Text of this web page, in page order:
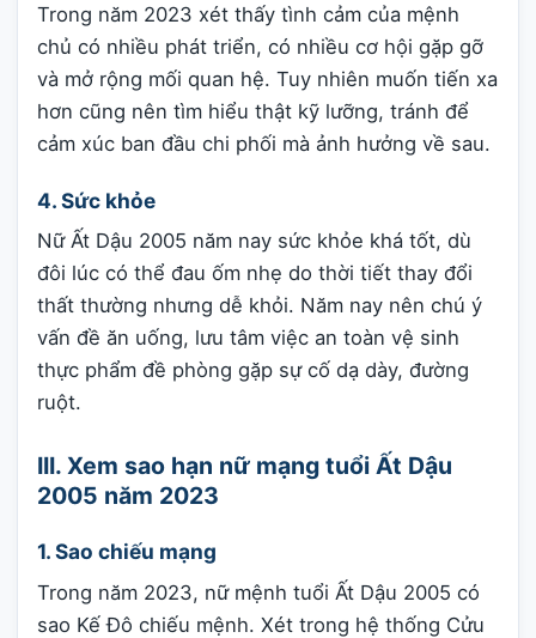
Trong năm 2023 xét thấy tình cảm của mệnh
chủ có nhiều phát triển, có nhiều cơ hội gặp gỡ
và mở rộng mối quan hệ. Tuy nhiên muốn tiến xa
hơn cũng nên tìm hiểu thật kỹ lưỡng, tránh để
cảm xúc ban đầu chi phối mà ảnh hưởng về sau.
4. Sức khỏe
Nữ Ất Dậu 2005 năm nay sức khỏe khá tốt, dù
đôi lúc có thể đau ốm nhẹ do thời tiết thay đổi
thất thường nhưng dễ khỏi. Năm nay nên chú ý
vấn đề ăn uống, lưu tâm việc an toàn vệ sinh
thực phẩm đề phòng gặp sự cố dạ dày, đường
ruột.
III. Xem sao hạn nữ mạng tuổi Ất Dậu
2005 năm 2023
1. Sao chiếu mạng
Trong năm 2023, nữ mệnh tuổi Ất Dậu 2005 có
sao Kế Đô chiếu mệnh. Xét trong hệ thống Cửu